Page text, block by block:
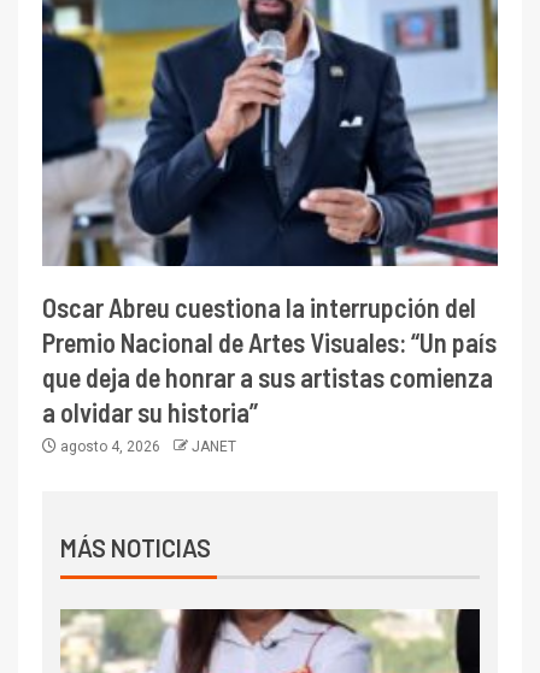
Oscar Abreu cuestiona la interrupción del
Premio Nacional de Artes Visuales: “Un país
que deja de honrar a sus artistas comienza
a olvidar su historia”
agosto 4, 2026 JANET
MÁS NOTICIAS